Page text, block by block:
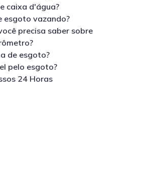
caixa d'água?
esgoto vazando?
precisa saber sobre
de esgoto?
pelo esgoto?
24 Horas